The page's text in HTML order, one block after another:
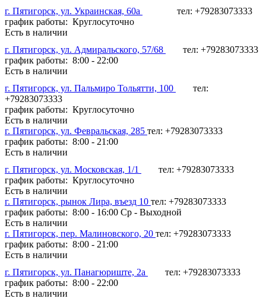
г. Пятигорск, ул. Украинская, 60а
тел: +79283073333
график работы: Круглосуточно
Есть в наличии
г. Пятигорск, ул. Адмиральского, 57/68
тел: +79283073333
график работы: 8:00 - 22:00
Есть в наличии
г. Пятигорск, ул. Пальмиро Тольятти, 100
тел:
+79283073333
график работы: Круглосуточно
Есть в наличии
г. Пятигорск, ул. Февральская, 285 тел: +79283073333
график работы: 8:00 - 21:00
Есть в наличии
г. Пятигорск, ул. Московская, 1/1
тел: +79283073333
график работы: Круглосуточно
Есть в наличии
г. Пятигорск, рынок Лира, въезд 10 тел: +79283073333
график работы: 8:00 - 16:00 Ср - Выходной
Есть в наличии
г. Пятигорск, пер. Малиновского, 20 тел: +79283073333
график работы: 8:00 - 21:00
Есть в наличии
г. Пятигорск, ул. Панагюриште, 2а
тел: +79283073333
график работы: 8:00 - 22:00
Есть в наличии